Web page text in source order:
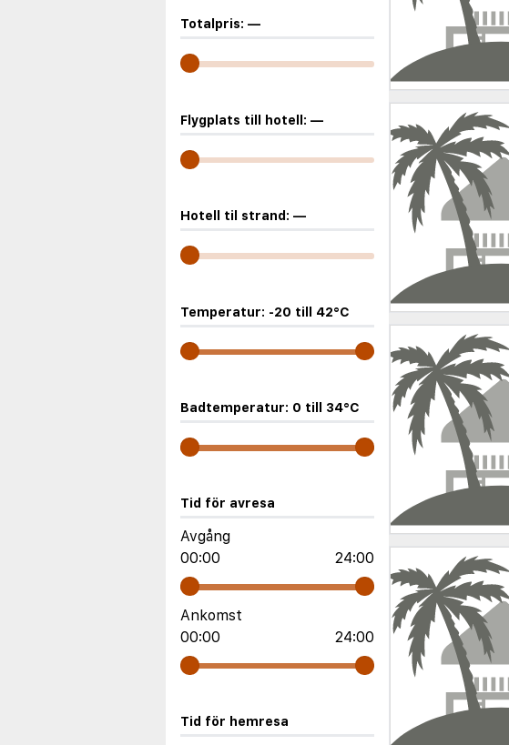
Totalpris: —
Flygplats till hotell: —
Hotell til strand: —
Temperatur: -20 till 42°C
Badtemperatur: 0 till 34°C
Tid för avresa
Avgång
00:00
24:00
Ankomst
00:00
24:00
Tid för hemresa